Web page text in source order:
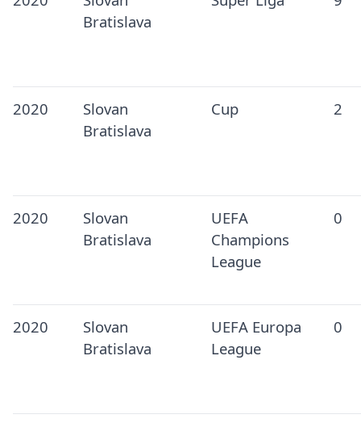
Bratislava
2020
Slovan
Bratislava
Cup 2
2020
Slovan
Bratislava
UEFA
Champions
League
0
2020
Slovan
Bratislava
UEFA Europa
League
0